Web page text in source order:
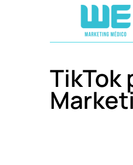
TikTok